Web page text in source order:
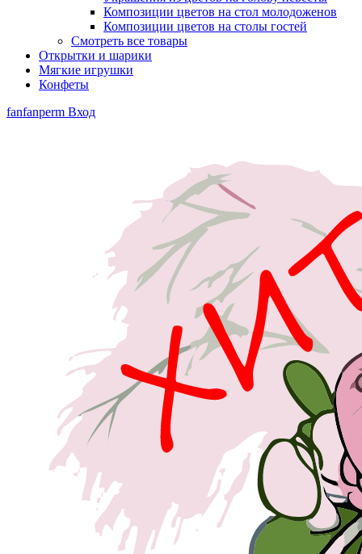
Композиции цветов на стол молодоженов
Композиции цветов на столы гостей
Смотреть все товары
Открытки и шарики
Мягкие игрушки
Конфеты
fanfanperm Вход